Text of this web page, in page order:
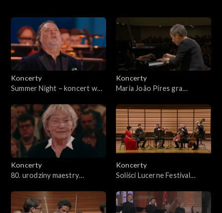
muzyka filmowa
charytatywne
okolicznościowe
festiwalowe
wspominkowe
rozrywkowe
jazz i world music
Koncerty
Summer Night – koncert w
Koncerty
Maria João Pires gra
Koncerty
80. urodziny maestry
Koncerty
Soliści Lucerne Festival
Debussy